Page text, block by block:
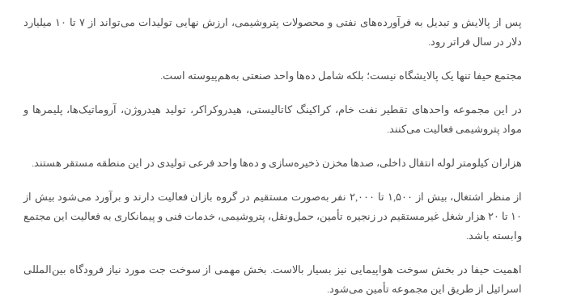
پس از پالایش و تبدیل به فرآورده‌های نفتی و محصولات پتروشیمی، ارزش نهایی تولیدات می‌تواند از ۷ تا ۱۰ میلیارد
دلار در سال فراتر رود.
مجتمع حیفا تنها یک پالایشگاه نیست؛ بلکه شامل ده‌ها واحد صنعتی به‌هم‌پیوسته است.
در این مجموعه واحدهای تقطیر نفت خام، کراکینگ کاتالیستی، هیدروکراکر، تولید هیدروژن، آروماتیک‌ها، پلیمرها و
مواد پتروشیمی فعالیت می‌کنند.
هزاران کیلومتر لوله انتقال داخلی، صدها مخزن ذخیره‌سازی و ده‌ها واحد فرعی تولیدی در این منطقه مستقر هستند.
از منظر اشتغال، بیش از ۱,۵۰۰ تا ۲,۰۰۰ نفر به‌صورت مستقیم در گروه بازان فعالیت دارند و برآورد می‌شود بیش از
۱۰ تا ۲۰ هزار شغل غیرمستقیم در زنجیره تأمین، حمل‌ونقل، پتروشیمی، خدمات فنی و پیمانکاری به فعالیت این مجتمع
وابسته باشد.
اهمیت حیفا در بخش سوخت هواپیمایی نیز بسیار بالاست. بخش مهمی از سوخت جت مورد نیاز فرودگاه بین‌المللی
اسرائیل از طریق این مجموعه تأمین می‌شود.